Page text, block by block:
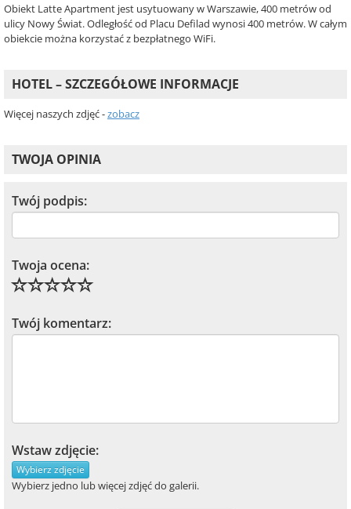
Obiekt Latte Apartment jest usytuowany w Warszawie, 400 metrów od
ulicy Nowy Świat. Odległość od Placu Defilad wynosi 400 metrów. W całym
obiekcie można korzystać z bezpłatnego WiFi.
HOTEL – SZCZEGÓŁOWE INFORMACJE
Więcej naszych zdjęć -zobacz
TWOJA OPINIA
Twój podpis:
Twoja ocena:
Twój komentarz:
Wstaw zdjęcie:
Wybierz zdjęcie
Wybierz jedno lub więcej zdjęć do galerii.